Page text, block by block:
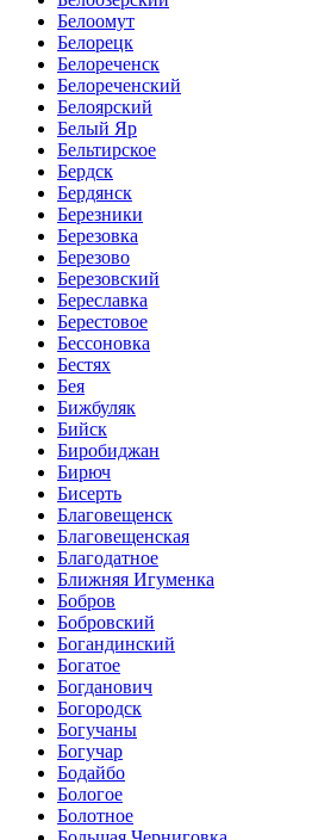
Белоомут
Белорецк
Белореченск
Белореченский
Белоярский
Белый Яр
Бельтирское
Бердск
Бердянск
Березники
Березовка
Березово
Березовский
Береславка
Берестовое
Бессоновка
Бестях
Бея
Бижбуляк
Бийск
Биробиджан
Бирюч
Бисерть
Благовещенск
Благовещенская
Благодатное
Ближняя Игуменка
Бобров
Бобровский
Богандинский
Богатое
Богданович
Богородск
Богучаны
Богучар
Бодайбо
Бологое
Болотное